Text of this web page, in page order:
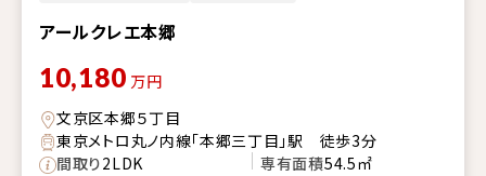
アールクレエ本郷
10,180 万円
文京区本郷５丁目
東京メトロ丸ノ内線「本郷三丁目」駅 徒歩3分
間取り2LDK 専有面積54.5㎡